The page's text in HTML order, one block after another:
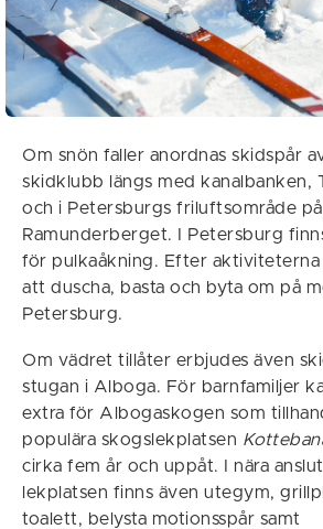
Om snön faller anordnas skidspår
skidklubb längs med kanalbanken,
och i Petersburgs friluftsområde på
Ramunderberget. I Petersburg
för pulkaåkning. Efter aktiviteterna
att duscha, basta och byta om på
Petersburg.
Om vädret tillåter erbjudes även
stugan i Alboga. För barnfamiljer
extra för Albogaskogen som
populära skogslekplatsen
cirka fem år och uppåt. I nära
lekplatsen finns även utegym,
toalett, belysta motionsspår samt